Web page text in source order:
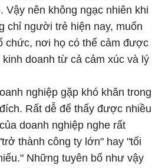
Vậy nên không ngạc nhiên khi
chỉ người trẻ hiện nay, muốn
chức, nơi họ có thể cảm được
doanh từ cả cảm xúc và lý
nghiệp gặp khó khăn trong
Rất dễ để thấy được nhiều
doanh nghiệp nghe rất
thành công ty lớn" hay "tối
Những tuyên bố như vậy